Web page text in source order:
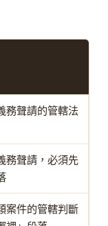
務聲請的管轄法
務聲請，必須先
案件的管轄判斷